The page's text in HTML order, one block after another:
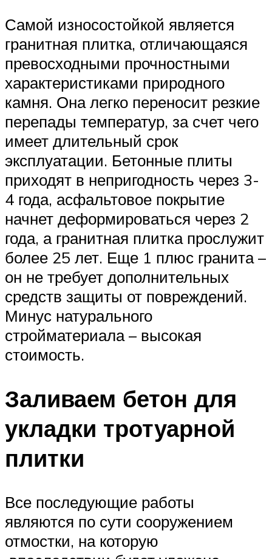
Самой износостойкой является
гранитная плитка, отличающаяся
превосходными прочностными
характеристиками природного
камня. Она легко переносит резкие
перепады температур, за счет чего
имеет длительный срок
эксплуатации. Бетонные плиты
приходят в непригодность через 3-
4 года, асфальтовое покрытие
начнет деформироваться через 2
года, а гранитная плитка прослужит
более 25 лет. Еще 1 плюс гранита –
он не требует дополнительных
средств защиты от повреждений.
Минус натурального
стройматериала – высокая
стоимость.
Заливаем бетон для
укладки тротуарной
плитки
Все последующие работы
являются по сути сооружением
отмостки, на которую